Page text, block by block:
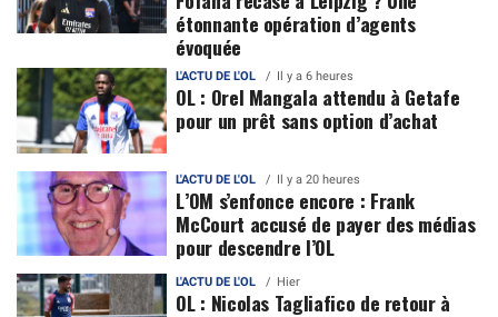
étonnante opération d’agents
évoquée
L'ACTU DE L'OL Il y a 6 heures
OL : Orel Mangala attendu à Getafe
pour un prêt sans option d’achat
L'ACTU DE L'OL Il y a 20 heures
L’OM s’enfonce encore : Frank
McCourt accusé de payer des médias
pour descendre l’OL
L'ACTU DE L'OL Hier
OL : Nicolas Tagliafico de retour à